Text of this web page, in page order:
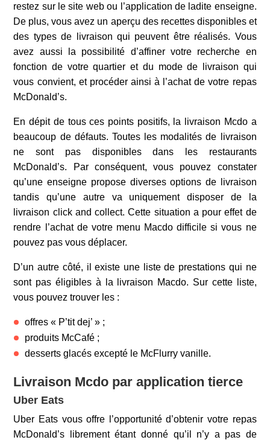
restez sur le site web ou l’application de ladite enseigne.
De plus, vous avez un aperçu des recettes disponibles et
des types de livraison qui peuvent être réalisés. Vous
avez aussi la possibilité d’affiner votre recherche en
fonction de votre quartier et du mode de livraison qui
vous convient, et procéder ainsi à l’achat de votre repas
McDonald’s.
En dépit de tous ces points positifs, la livraison Mcdo a
beaucoup de défauts. Toutes les modalités de livraison
ne sont pas disponibles dans les restaurants
McDonald’s. Par conséquent, vous pouvez constater
qu’une enseigne propose diverses options de livraison
tandis qu’une autre va uniquement disposer de la
livraison click and collect. Cette situation a pour effet de
rendre l’achat de votre menu Macdo difficile si vous ne
pouvez pas vous déplacer.
D’un autre côté, il existe une liste de prestations qui ne
sont pas éligibles à la livraison Macdo. Sur cette liste,
vous pouvez trouver les :
offres « P’tit dej’ » ;
produits McCafé ;
desserts glacés excepté le McFlurry vanille.
Livraison Mcdo par application tierce
Uber Eats
Uber Eats vous offre l’opportunité d’obtenir votre repas
McDonald’s librement étant donné qu’il n’y a pas de